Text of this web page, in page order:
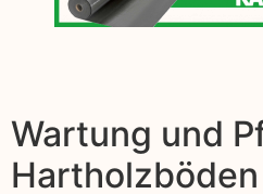
Wartung und
Hartholzböden